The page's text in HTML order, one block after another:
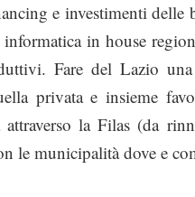
e investimenti
in house
Fare del Lazio
privata e insieme
la Filas (da
le municipalità dove e